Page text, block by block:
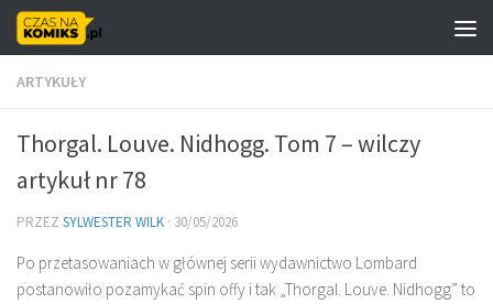
Skip to content
ARTYKUŁY
Thorgal. Louve. Nidhogg. Tom 7 – wilczy
artykuł nr 78
PRZEZ SYLWESTER WILK · 30/05/2026
Po przetasowaniach w głównej serii wydawnictwo Lombard
postanowiło pozamykać spin offy i tak „Thorgal. Louve. Nidhogg” to